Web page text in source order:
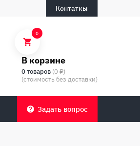
Контаткы
0
В корзине
0 товаров (0 ₽)
(стоимость без доставки)
Задать вопрос